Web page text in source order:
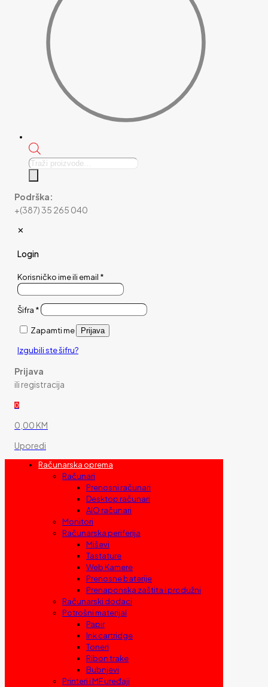
Products
Podrška:
+(387) 35 265 040
✕
Login
Korisničko ime ili email *
Šifra *
Zapamti me Prijava
Izgubili ste šifru?
Prijava
ili registracija
0
0,00 KM
Uporedi
Računarska oprema
Računari
Prenosni računari
Desktop računari
AIO računari
Monitori
Računarska periferija
Miševi
Tastature
Web Kamere
Prenosne baterije
Prenaponska zaštita i produžni
Računarski dodaci
Potrošni materijal
Papir
Ink cartridge
Toneri
Ribon trake
Bubnjevi
Printeri i MF uređaji